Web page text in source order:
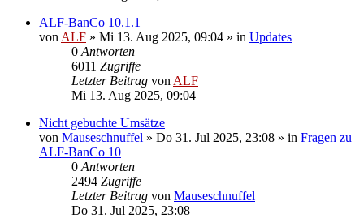
ALF-BanCo 10.1.1
von ALF » Mi 13. Aug 2025, 09:04 » in Updates
0 Antworten
6011 Zugriffe
Letzter Beitrag von ALF
Mi 13. Aug 2025, 09:04
Nicht gebuchte Umsätze
von Mauseschnuffel » Do 31. Jul 2025, 23:08 » in Fragen zu
ALF-BanCo 10
0 Antworten
2494 Zugriffe
Letzter Beitrag von Mauseschnuffel
Do 31. Jul 2025, 23:08